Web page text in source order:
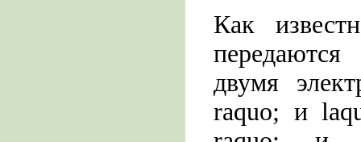
Как
передаются
двумя
raquo; и